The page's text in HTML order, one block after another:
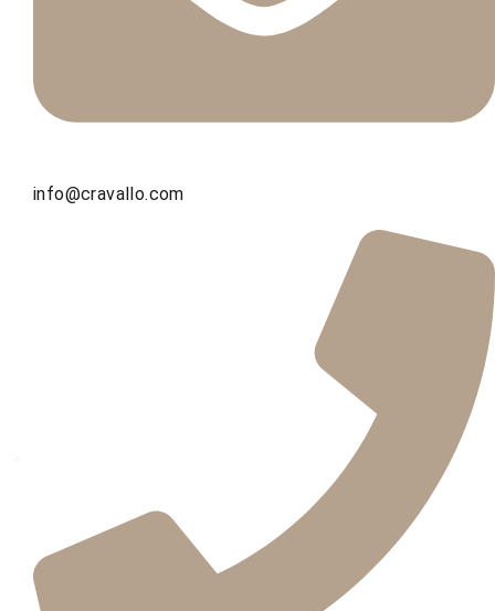
info@cravallo.com